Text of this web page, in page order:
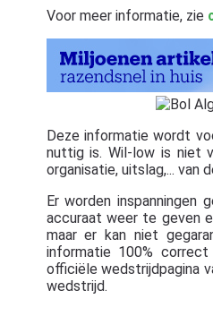
Voor meer informatie, zie
Deze informatie wordt
nuttig is. Wil-low is niet
organisatie, uitslag,... van
Er worden inspanningen
accuraat weer te geven
maar er kan niet
informatie 100%
officiële wedstrijdpagina
wedstrijd.